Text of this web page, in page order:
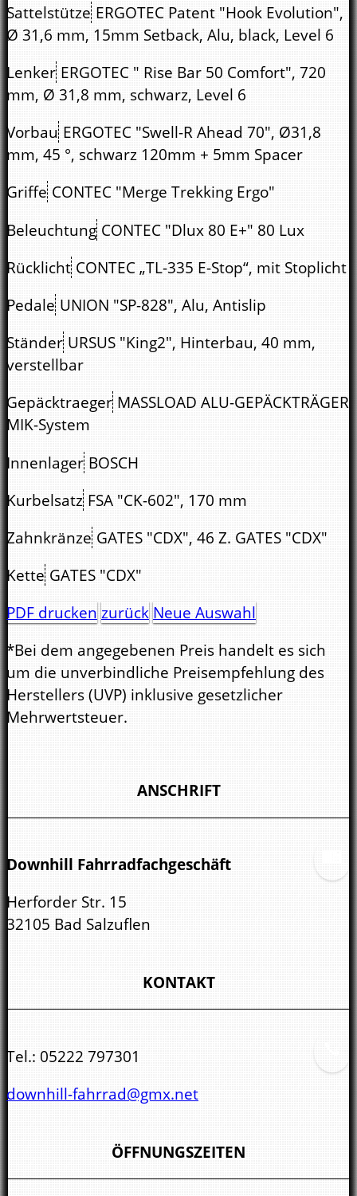
Sattelstütze ERGOTEC Patent "Hook Evolution",
Ø 31,6 mm, 15mm Setback, Alu, black, Level 6
Lenker ERGOTEC " Rise Bar 50 Comfort", 720
mm, Ø 31,8 mm, schwarz, Level 6
Vorbau ERGOTEC "Swell-R Ahead 70", Ø31,8
mm, 45 °, schwarz 120mm + 5mm Spacer
Griffe CONTEC "Merge Trekking Ergo"
Beleuchtung CONTEC "Dlux 80 E+" 80 Lux
Rücklicht CONTEC „TL-335 E-Stop“, mit Stoplicht
Pedale UNION "SP-828", Alu, Antislip
Ständer URSUS "King2", Hinterbau, 40 mm,
verstellbar
Gepäcktraeger MASSLOAD ALU-GEPÄCKTRÄGER
MIK-System
Innenlager BOSCH
Kurbelsatz FSA "CK-602", 170 mm
Zahnkränze GATES "CDX", 46 Z. GATES "CDX"
Kette GATES "CDX"
PDF drucken zurück Neue Auswahl
*Bei dem angegebenen Preis handelt es sich
um die unverbindliche Preisempfehlung des
Herstellers (UVP) inklusive gesetzlicher
Mehrwertsteuer.
ANSCHRIFT
Downhill Fahrradfachgeschäft
Herforder Str. 15
32105 Bad Salzuflen
KONTAKT
Tel.: 05222 797301
downhill-fahrrad@gmx.net
ÖFFNUNGSZEITEN